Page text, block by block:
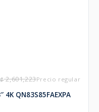
₡2,601,223
QN83S85FAEXPA